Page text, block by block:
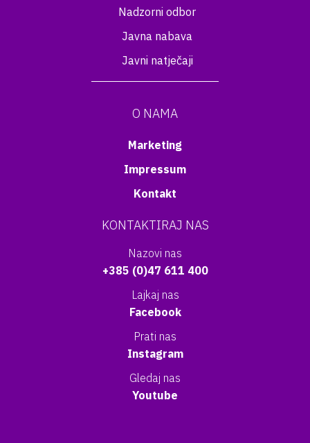
Nadzorni odbor
Javna nabava
Javni natječaji
O NAMA
Marketing
Impressum
Kontakt
KONTAKTIRAJ NAS
Nazovi nas
+385 (0)47 611 400
Lajkaj nas
Facebook
Prati nas
Instagram
Gledaj nas
Youtube